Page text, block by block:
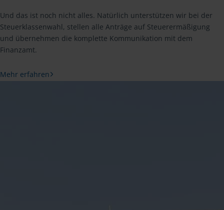
Und das ist noch nicht alles. Natürlich unterstützen wir bei der
Steuerklassenwahl, stellen alle Anträge auf Steuerermäßigung
und übernehmen die komplette Kommunikation mit dem
Finanzamt.
Mehr erfahren